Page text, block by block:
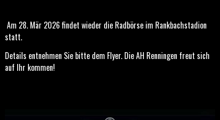
Am 28. Mär 2026 findet wieder die Radbörse im Rankbachstadion
statt.
Details entnehmen Sie bitte dem Flyer. Die AH Renningen freut sich
auf Ihr kommen!